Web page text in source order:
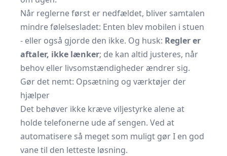
Når reglerne først er nedfældet, bliver samtalen
mindre følelsesladet: Enten blev mobilen i stuen
- eller også gjorde den ikke. Og husk: Regler er
aftaler, ikke lænker; de kan altid justeres, når
behov eller livsomstændigheder ændrer sig.
Gør det nemt: Opsætning og værktøjer der
hjælper
Det behøver ikke kræve viljestyrke alene at
holde telefonerne ude af sengen. Ved at
automatisere så meget som muligt gør I en god
vane til den letteste løsning.